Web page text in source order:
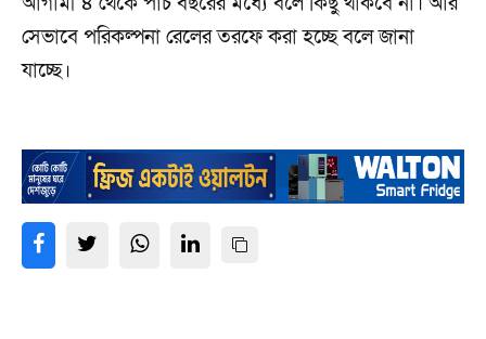
সেভাবে পরিকল্পনা রেলের তরফে করা হচ্ছে বলে জানা
যাচ্ছে।